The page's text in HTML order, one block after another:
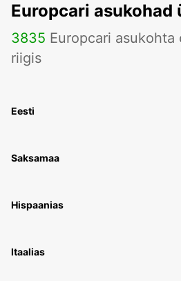
Europcari asukohad
3835 Europcari asukohta
riigis
Eesti
Saksamaa
Hispaanias
Itaalias